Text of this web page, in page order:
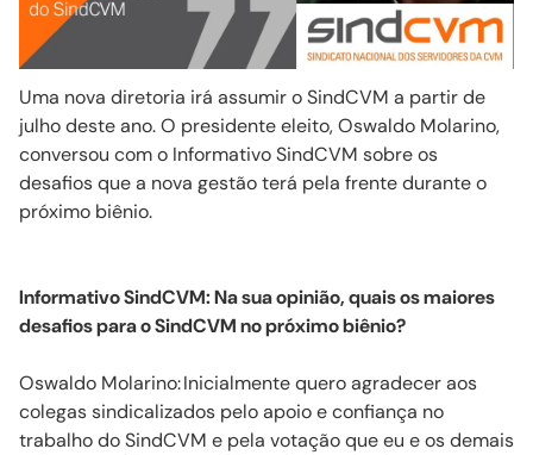
Uma nova diretoria irá assumir oSindCVM a partir de
julho deste ano. O presidente eleito, Oswaldo Molarino,
conversou com o InformativoSindCVM sobre os
desafios que a nova gestão terá pela frente durante o
próximo biênio.
InformativoSindCVM: Na sua opinião, quais os maiores
desafios para oSindCVMno próximo biênio?
Oswaldo Molarino:Inicialmente quero agradecer aos
colegas sindicalizados pelo apoio e confiança no
trabalho doSindCVM e pela votação que eu e os demais